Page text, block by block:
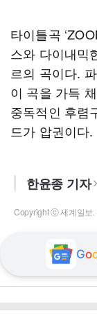
타이틀곡
스와 다이내믹
르의 곡이다.
이 곡을 가득
중독적인 후렴
드가 압권이다.
한윤종 기자
Copyright ⓒ 세계일보.
Go